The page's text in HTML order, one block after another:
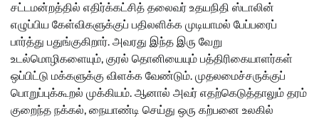
சட்டமன்றத்தில் எதிர்க்கட்சித் தலைவர் உதயநிதி ஸ்டாலின்
எழுப்பிய கேள்விகளுக்குப் பதிலளிக்க முடியாமல் பேப்பரைப்
பார்த்து பதுங்குகிறார். அவரது இந்த இரு வேறு
உடல்மொழிகளையும், குரல் தொனியையும் பத்திரிகையாளர்கள்
ஒப்பிட்டு மக்களுக்கு விளக்க வேண்டும். முதலமைச்சருக்குப்
பொறுப்புக்கூறல் முக்கியம். ஆனால் அவர் எதற்கெடுத்தாலும் தரம்
குறைந்த நக்கல், நையாண்டி செய்து ஒரு கற்பனை உலகில்